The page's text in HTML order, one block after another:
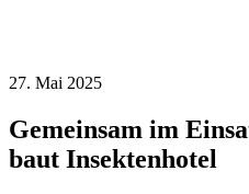
27. Mai 2025
Gemeinsam im
baut Insektenhotel